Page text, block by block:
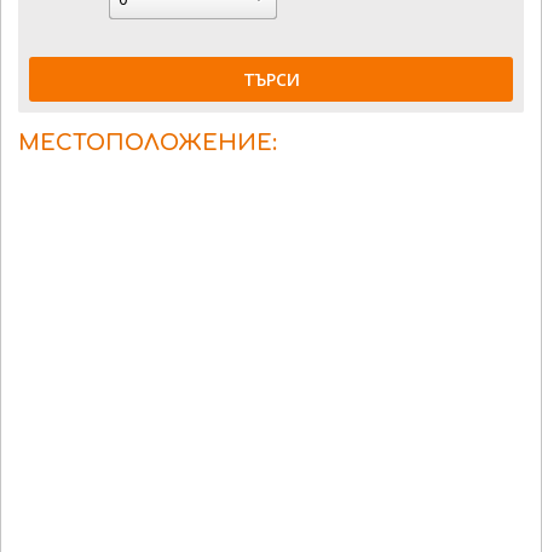
ТЪРСИ
МЕСТОПОЛОЖЕНИЕ: